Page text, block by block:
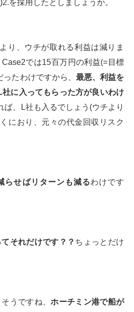
を採用したとしましょうか。
り、ウチが取れる利益は減りま
では15百万円の利益(=目標
たわけですから、 最悪、利益を
社に入ってもらった方が良いわけ
ば、L社も入るでしょう(ウチより
におり、元々の代金回収リスク
らせばリターンも減るわけです
それだけです？？ ちょっとだけ
そうですね、ホーチミン港で船が